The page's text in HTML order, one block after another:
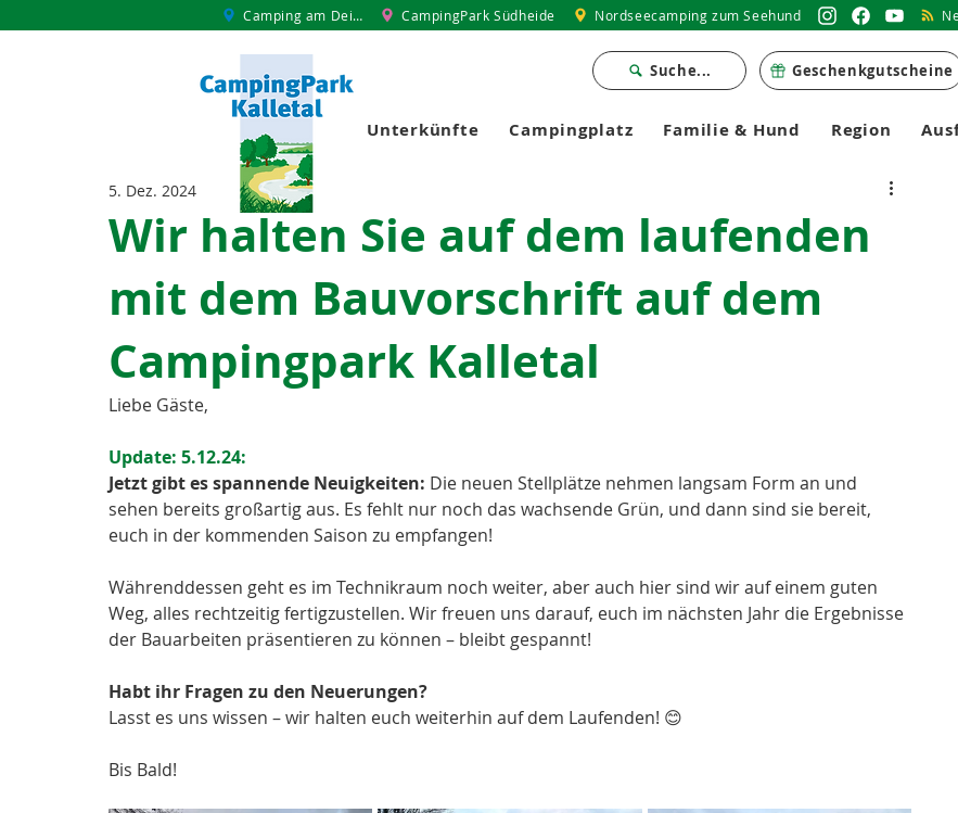
Suche... Geschenkgutscheine
Unterkünfte Campingplatz Familie & Hund Region
Camping am Deich CampingPark Südheide Nordseecamping zum Seehund
Wir halten Sie auf dem laufenden
mit dem Bauvorschrift auf dem
Campingpark Kalletal
5. Dez. 2024
Liebe Gäste,
Update: 5.12.24:
Jetzt gibt es spannende Neuigkeiten: Die neuen Stellplätze nehmen langsam Form an und
sehen bereits großartig aus. Es fehlt nur noch das wachsende Grün, und dann sind sie bereit,
euch in der kommenden Saison zu empfangen!
Währenddessen geht es im Technikraum noch weiter, aber auch hier sind wir auf einem guten
Weg, alles rechtzeitig fertigzustellen. Wir freuen uns darauf, euch im nächsten Jahr die Ergebnisse
der Bauarbeiten präsentieren zu können – bleibt gespannt!
Habt ihr Fragen zu den Neuerungen?
Lasst es uns wissen – wir halten euch weiterhin auf dem Laufenden! 😊
Bis Bald!